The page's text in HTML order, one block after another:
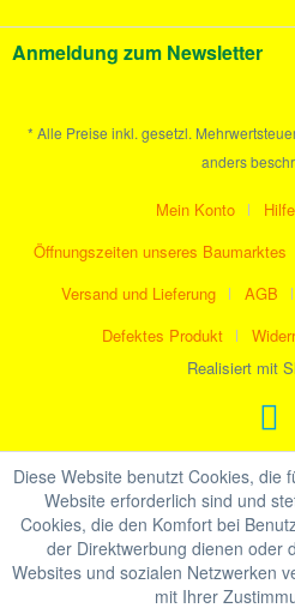
Anmeldung zum Newsletter
* Alle Preise inkl. gesetzl.
anders
Mein Konto
Öffnungszeiten unseres Baumarktes
Versand und Lieferung
AGB
Defektes Produkt
Realisiert mit
Diese Website benutzt Cookies, die
Website erforderlich sind und
Cookies, die den Komfort bei
der Direktwerbung dienen oder
Websites und sozialen Netzwerken
mit Ihrer